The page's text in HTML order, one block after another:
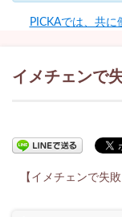
PICKAでは、共
イメチェン
【イメチェンで失